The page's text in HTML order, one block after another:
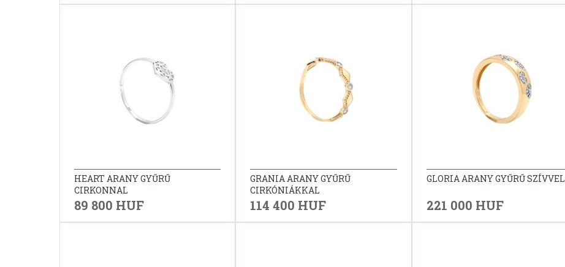
HEART ARANY GYŰRŰ
CIRKONNAL
89 800 HUF
GRANIA ARANY GYŰRŰ
CIRKÓNIÁKKAL
114 400 HUF
GLORIA ARANY GYŰRŰ SZÍVVEL
221 000 HUF